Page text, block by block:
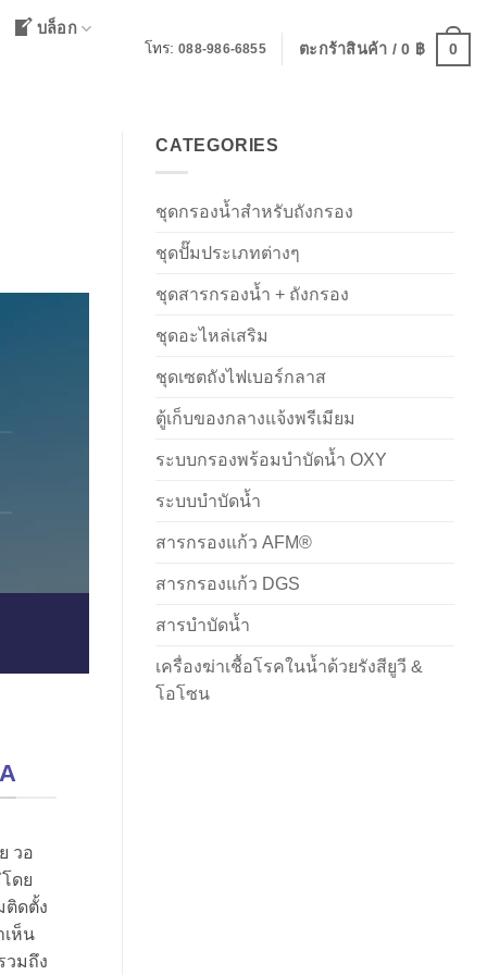
บล็อก
โทร:088-986-6855 ตะกร้าสินค้า /0 ฿ 0
วอ
ดย
ติดตั้ง
เห็น
วมถึง
CATEGORIES
ชุดกรองน้ำสำหรับถังกรอง
ชุดปั๊มประเภทต่างๆ
ชุดสารกรองน้ำ + ถังกรอง
ชุดอะไหล่เสริม
ชุดเซตถังไฟเบอร์กลาส
ตู้เก็บของกลางแจ้งพรีเมียม
ระบบกรองพร้อมบำบัดน้ำ OXY
ระบบบำบัดน้ำ
สารกรองแก้ว AFM®
สารกรองแก้ว DGS
สารบำบัดน้ำ
เครื่องฆ่าเชื้อโรคในน้ำด้วยรังสียูวี &
โอโซน